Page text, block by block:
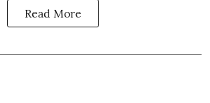
Read More